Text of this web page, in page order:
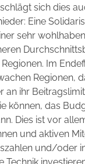
sich dies
Eine
sehr
Im
Regionen,
an ihr
können, das
Dies ist vor
und aktiven
und/oder